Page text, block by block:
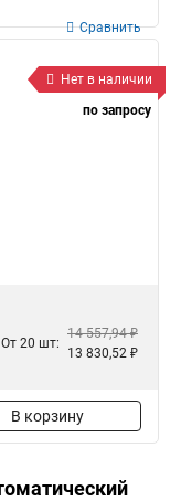
Сравнить
Нет в наличии
по запросу
От 20 шт:
14 557,94 ₽
13 830,52 ₽
В корзину